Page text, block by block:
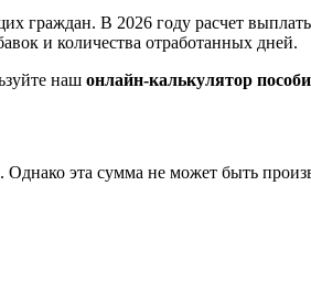
граждан. В 2026 году расчет
и количества отработанных дней.
наш онлайн-калькулятор
Однако эта сумма не может быть